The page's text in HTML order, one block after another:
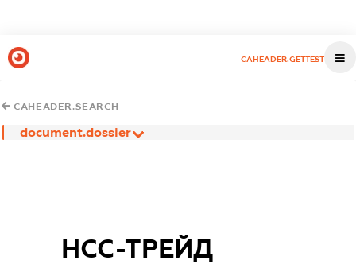
CAHEADER.GETTEST
CAHEADER.SEARCH
document.dossier
НСС-ТРЕЙД